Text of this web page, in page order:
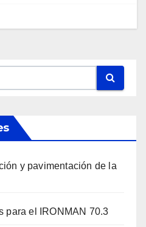
y pavimentación de la
para el IRONMAN 70.3